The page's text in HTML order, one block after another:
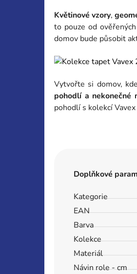
Květinové vzory,
to pouze od
domov bude působit
Vytvořte si domov,
pohodlí a nekonečné
pohodlí s kolekcí
Doplňkové
Kategorie
EAN
Barva
Kolekce
Materiál
Návin role - cm